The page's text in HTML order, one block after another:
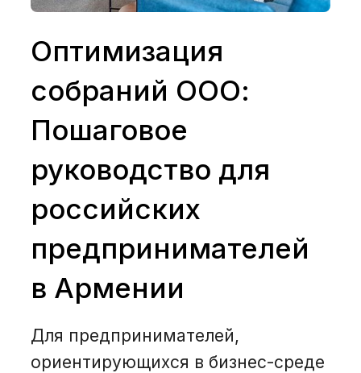
Рус
+374 44 00 15 18
Получить консультацию
Оптимизация
собраний ООО:
Пошаговое
руководство для
российских
предпринимателей
в Армении
Для предпринимателей,
ориентирующихся в бизнес-среде